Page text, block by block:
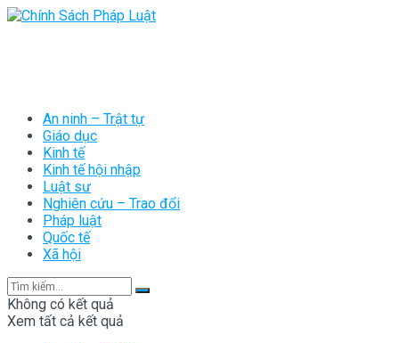
An ninh – Trật tự
Giáo dục
Kinh tế
Kinh tế hội nhập
Luật sư
Nghiên cứu – Trao đổi
Pháp luật
Quốc tế
Xã hội
Không có kết quả
Xem tất cả kết quả